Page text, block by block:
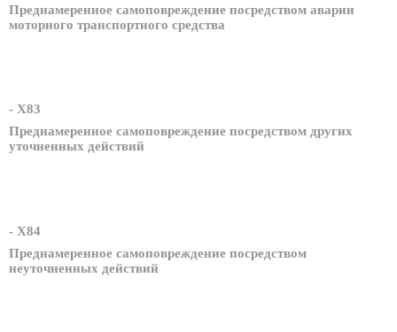
Преднамеренное самоповреждение посредством аварии
моторного транспортного средства
- X83
Преднамеренное самоповреждение посредством других
уточненных действий
- X84
Преднамеренное самоповреждение посредством
неуточненных действий